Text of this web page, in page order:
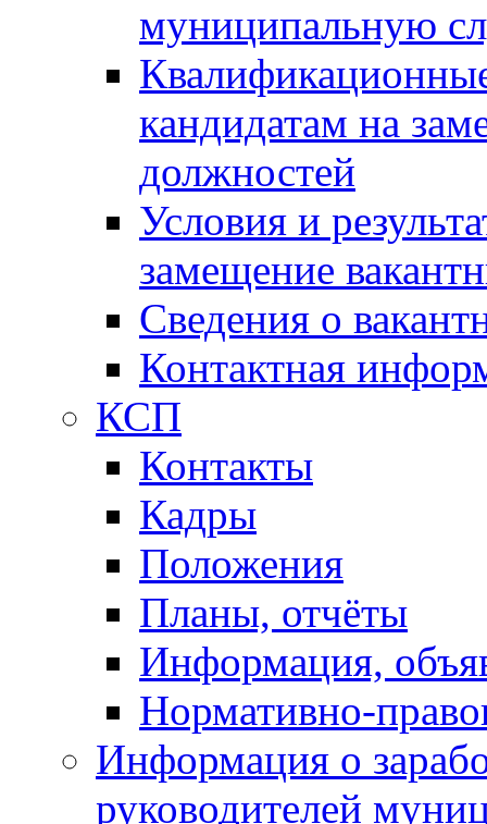
муниципальную
кандидатам на
должностей
Условия и
замещение
Сведения о
Контактная
КСП
Контакты
Кадры
Положения
Планы, отчёты
Информация,
Нормативно-
Информация о
руководителей